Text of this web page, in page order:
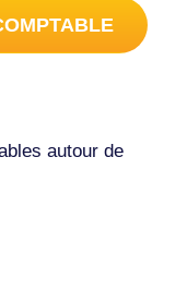
autour de